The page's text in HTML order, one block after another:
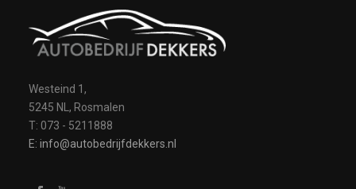
Westeind 1,
5245 NL, Rosmalen
T: 073 - 5211888
E: info@autobedrijfdekkers.nl